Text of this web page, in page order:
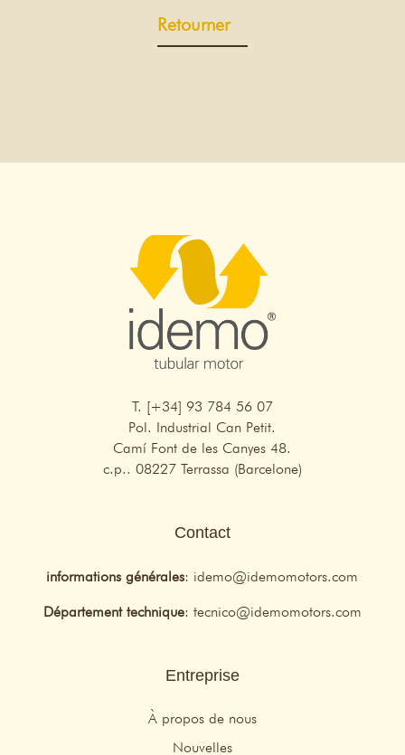
Retourner
T. [+34] 93 784 56 07
Pol. Industrial Can Petit.
Camí Font de les Canyes 48.
c.p.. 08227 Terrassa (Barcelone)
Contact
informations générales: idemo@idemomotors.com
Département technique: tecnico@idemomotors.com
Entreprise
À propos de nous
Nouvelles